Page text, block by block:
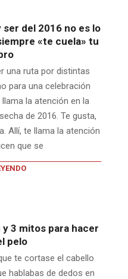
del 2016 no es lo
«te cuela» tu
una ruta por distintas
para una celebración
la atención en la
de 2016. Te gusta,
Allí, te llama la atención
que se
3 mitos para hacer
pelo
te cortase el cabello
hablabas de dedos en